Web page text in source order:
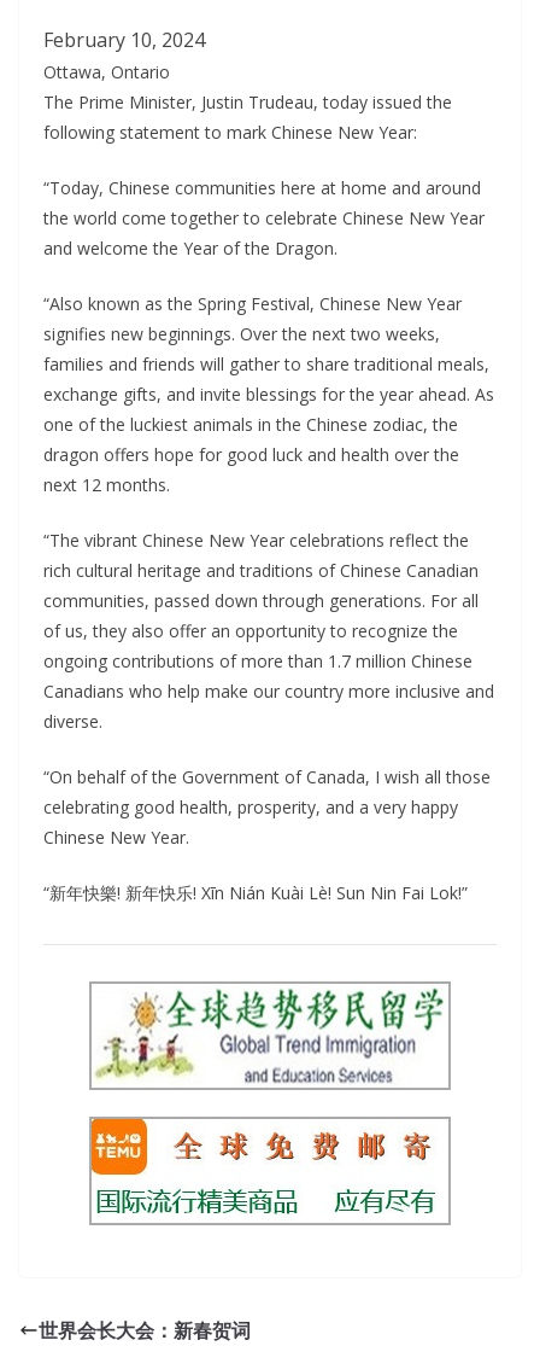
February 10, 2024
Ottawa, Ontario
The Prime Minister, Justin Trudeau, today issued the
following statement to mark Chinese New Year:
“Today, Chinese communities here at home and around
the world come together to celebrate Chinese New Year
and welcome the Year of the Dragon.
“Also known as the Spring Festival, Chinese New Year
signifies new beginnings. Over the next two weeks,
families and friends will gather to share traditional meals,
exchange gifts, and invite blessings for the year ahead. As
one of the luckiest animals in the Chinese zodiac, the
dragon offers hope for good luck and health over the
next 12 months.
“The vibrant Chinese New Year celebrations reflect the
rich cultural heritage and traditions of Chinese Canadian
communities, passed down through generations. For all
of us, they also offer an opportunity to recognize the
ongoing contributions of more than 1.7 million Chinese
Canadians who help make our country more inclusive and
diverse.
“On behalf of the Government of Canada, I wish all those
celebrating good health, prosperity, and a very happy
Chinese New Year.
“新年快樂! 新年快乐! Xīn Nián Kuài Lè! Sun Nin Fai Lok!”
世界会长大会：新春贺词